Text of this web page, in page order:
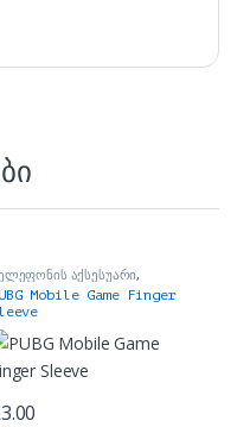
აქსესუარი,
Mobile Game Finger
3.00